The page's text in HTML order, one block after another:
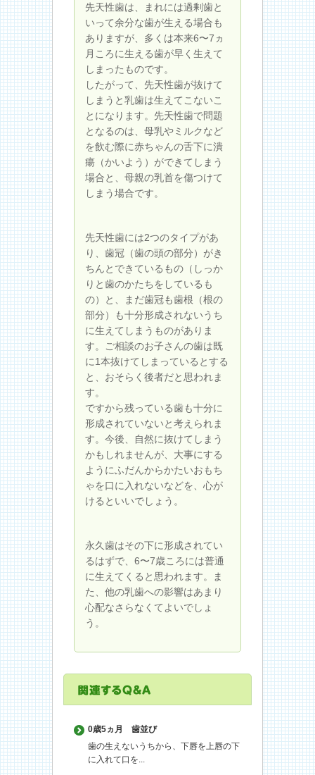
先天性歯は、まれには過剰歯と
いって余分な歯が生える場合も
ありますが、多くは本来6〜7ヵ
月ころに生える歯が早く生えて
しまったものです。
したがって、先天性歯が抜けて
しまうと乳歯は生えてこないこ
とになります。先天性歯で問題
となるのは、母乳やミルクなど
を飲む際に赤ちゃんの舌下に潰
瘍（かいよう）ができてしまう
場合と、母親の乳首を傷つけて
しまう場合です。
先天性歯には2つのタイプがあ
り、歯冠（歯の頭の部分）がき
ちんとできているもの（しっか
りと歯のかたちをしているも
の）と、まだ歯冠も歯根（根の
部分）も十分形成されないうち
に生えてしまうものがありま
す。ご相談のお子さんの歯は既
に1本抜けてしまっているとする
と、おそらく後者だと思われま
す。
ですから残っている歯も十分に
形成されていないと考えられま
す。今後、自然に抜けてしまう
かもしれませんが、大事にする
ようにふだんからかたいおもち
ゃを口に入れないなどを、心が
けるといいでしょう。
永久歯はその下に形成されてい
るはずで、6〜7歳ころには普通
に生えてくると思われます。ま
た、他の乳歯への影響はあまり
心配なさらなくてよいでしょ
う。
0歳5ヵ月
歯並び
歯の生えないうちから、下唇を上唇の下
に入れて口を...